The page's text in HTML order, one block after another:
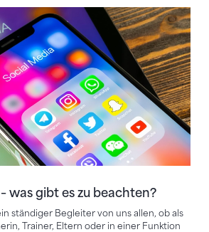
was gibt es zu beachten?
ständiger Begleiter von uns allen, ob als
Trainer, Eltern oder in einer Funktion
was gibt es zu beachten?